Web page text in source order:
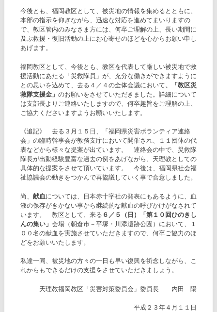
今後とも、福岡教区として、被災地の情報を集めるとともに、
本部の指示を仰ぎながら、迅速な対応を進めてまいりますの
で、教区管内のみなさま方には、何卒ご理解の上、長い期間に
及ぶ救援・復旧活動の上にお心寄せのほどを心からお願い申し
あげます。
福岡教区として、今後とも、教区を代表して厳しい被災地で救
援活動にあたる「災救隊員」が、充分な働きができますように
との思いを込めて、去る４／４の全体会議において、「教区災
救隊支援金」 のお願いをさせていただきました。詳細について
は支部長よりご連絡いたしますので、何卒趣旨をご理解の上、
ご協力くださいますようお願いいたします。
《追記》 去る３月１５日、「福岡県災害ボランティア連絡
会」の臨時幹事会が教務支庁において開催され、１１団体の代
表などから様々な提案が出ています。 連絡会の中で、災救隊
隊長が出動経験豊富な過去の例をあげながら、天理教としての
具体的な提案をさせて頂いています。 今後は、福岡県社会福
祉協議会の動きをつかんで再協議していく事で合意しました。
尚、 献血 については、日本赤十字社の発表にもあるように、血
液の保存がきかない事から継続的な献血の呼びかけがなされて
います。 教区として、来る ６／５（日）「第１０回ひのきし
んの集い」 会場（朝倉市－平塚・川添遺跡公園）において、１
００名の献血を実施させていただきますので、何卒ご協力のほ
どをお願いいたします。
私達一同、被災地の方々の一日も早い復興を祈念しながら、こ
れからもできるだけの支援をさせていただきましょう。
天理教福岡教区「災害対策委員会」委員長 内田 陽
平成２３年４月１１日